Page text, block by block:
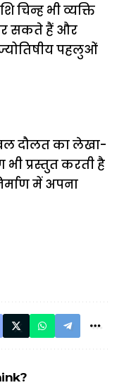
चिन्ह भी व्यक्ति
सकते हैं और
पहलुओं
दौलत का लेखा-
प्रस्तुत करती है
में अपना